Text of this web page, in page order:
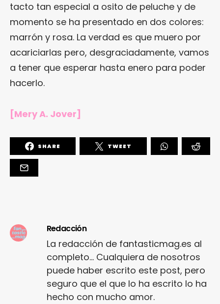
tacto tan especial a osito de peluche y de
momento se ha presentado en dos colores:
marrón y rosa. La verdad es que muero por
acariciarlas pero, desgraciadamente, vamos
a tener que esperar hasta enero para poder
hacerlo.
[Mery A. Jover]
SHARE TWEET
Redacción
La redacción de fantasticmag.es al
completo... Cualquiera de nosotros
puede haber escrito este post, pero
seguro que el que lo ha escrito lo ha
hecho con mucho amor.